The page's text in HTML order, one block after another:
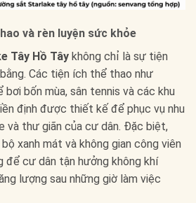
và rèn luyện sức khỏe
Tây Hồ Tây không chỉ là sự tiện
Các tiện ích thể thao như
bơi bốn mùa, sân tennis và các khu
định được thiết kế để phục vụ nhu
và thư giãn của cư dân. Đặc biệt,
xanh mát và không gian công viên
để cư dân tận hưởng không khí
lượng sau những giờ làm việc